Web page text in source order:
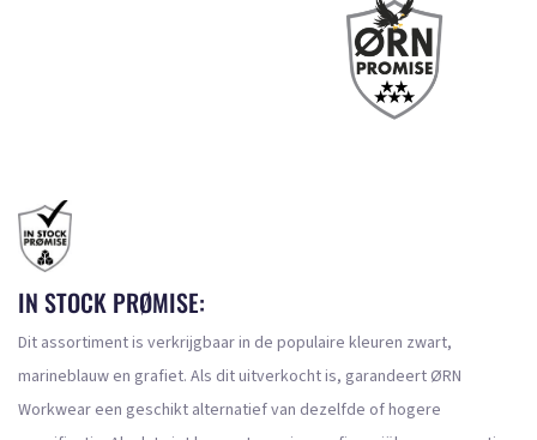
IN STOCK PRØMISE:
Dit assortiment is verkrijgbaar in de populaire kleuren zwart,
marineblauw en grafiet. Als dit uitverkocht is, garandeert ØRN
Workwear een geschikt alternatief van dezelfde of hogere